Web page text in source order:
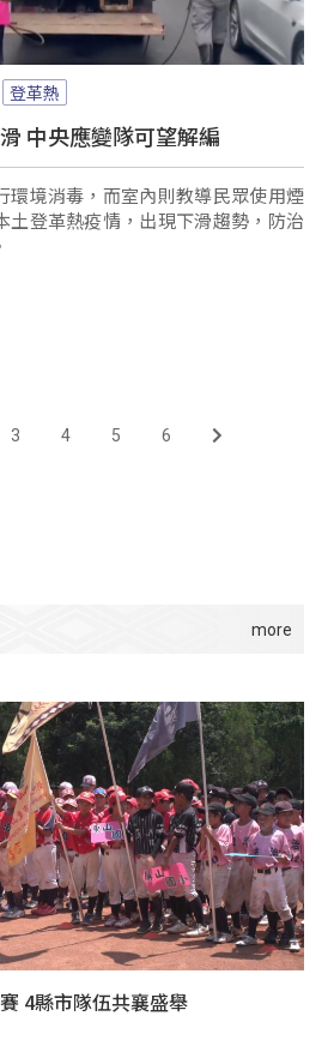
登革熱
中央應變隊可望解編
環境消毒，而室內則教導民眾使用煙
土登革熱疫情，出現下滑趨勢，防治
3 4 5 6
4縣市隊伍共襄盛舉